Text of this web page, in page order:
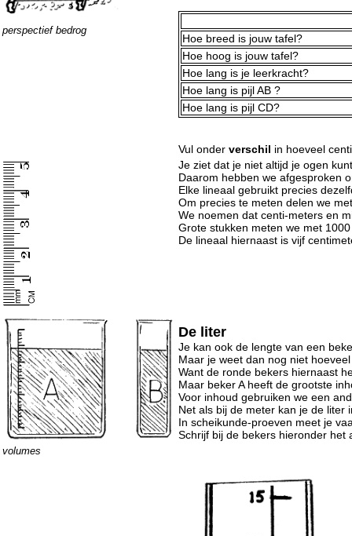
perspectief bedrog
Hoe breed is jouw tafel?
Hoe hoog is jouw tafel?
Hoe lang is je leerkracht?
Hoe lang is pijl AB ?
Hoe lang is pijl CD?
Vul onder verschil in hoeveel
Je ziet dat je niet altijd je ogen
Daarom hebben we afgesproken
Elke lineaal gebruikt precies
Om precies te meten delen we
We noemen dat centi-meters en
Grote stukken meten we met
De lineaal hiernaast is vijf
volumes
De liter
Je kan ook de lengte van een
Maar je weet dan nog niet
Want de ronde bekers hiernaast
Maar beker A heeft de grootste
Voor inhoud gebruiken we een
Net als bij de meter kan je de liter
In scheikunde-proeven meet je
Schrijf bij de bekers hieronder het